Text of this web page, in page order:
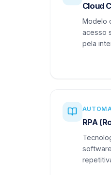
Cloud
Modelo
acesso
pela
RPA